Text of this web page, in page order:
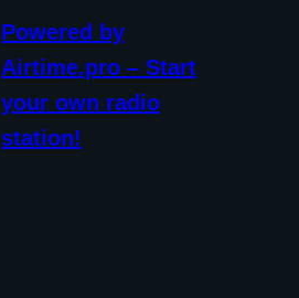
Powered by
Airtime.pro – Start
your own radio
station!